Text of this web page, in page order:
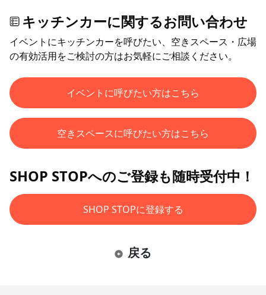
キッチンカーに関するお問い合わせ
イベントにキッチンカーを呼びたい、空きスペース・広場
の有効活用をご検討の方はお気軽にご相談ください。
イベントに呼びたい方はこちら
空きスペースに呼びたい方はこちら
SHOP STOPへのご登録も随時受付中！
SHOP STOPに登録する
戻る